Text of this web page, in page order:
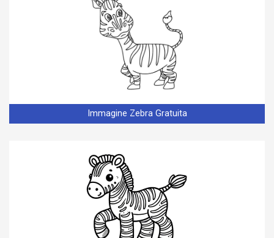
Immagine Zebra Gratuita